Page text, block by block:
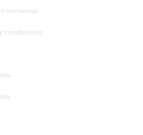
comercial
condiciones